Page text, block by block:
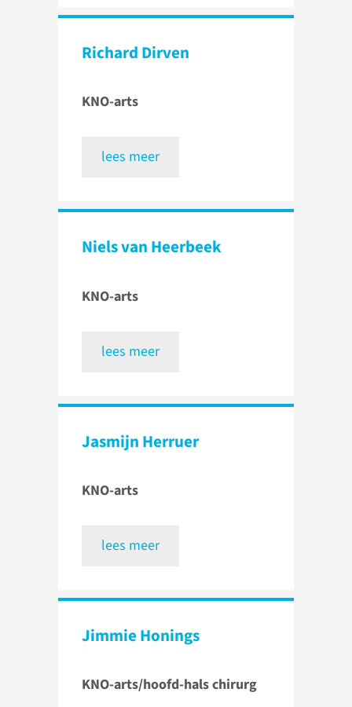
Richard Dirven
KNO-arts
lees meer
Niels van Heerbeek
KNO-arts
lees meer
Jasmijn Herruer
KNO-arts
lees meer
Jimmie Honings
KNO-arts/hoofd-hals chirurg